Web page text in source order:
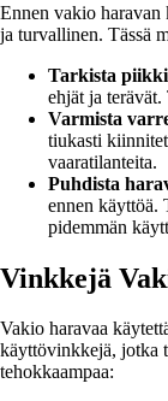
Ennen vakio haravan
ja turvallinen. Tässä
Tarkista
ehjät ja
Varmista
tiukasti
vaaratilanteita.
Puhdista
ennen käyttöä.
pidemmän
Vinkkejä
Vakio haravaa
käyttövinkkejä, jotka
tehokkaampaa: